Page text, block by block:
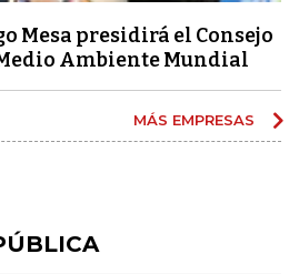
Mesa presidirá el Consejo
Ambiente Mundial
MÁS EMPRESAS